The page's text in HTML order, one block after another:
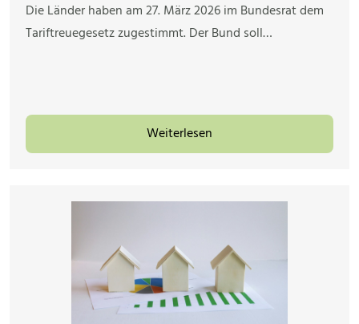
Die Länder haben am 27. März 2026 im Bundesrat dem
Tariftreuegesetz zugestimmt. Der Bund soll…
Weiterlesen